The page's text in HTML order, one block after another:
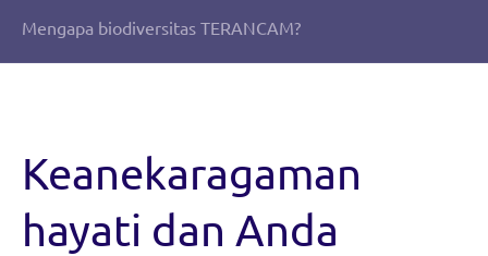
Mengapa biodiversitas TERANCAM?
Keanekaragaman
hayati dan Anda